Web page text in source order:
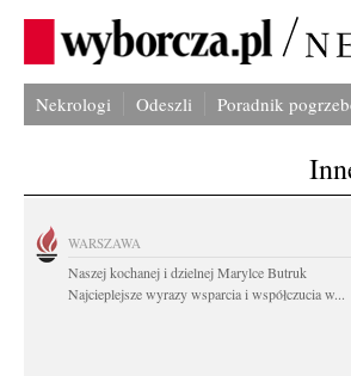
Nekrologi Odeszli Poradnik
WARSZAWA
Naszej kochanej i dzielnej Marylce Butruk
Najcieplejsze wyrazy wsparcia i współczucia w...